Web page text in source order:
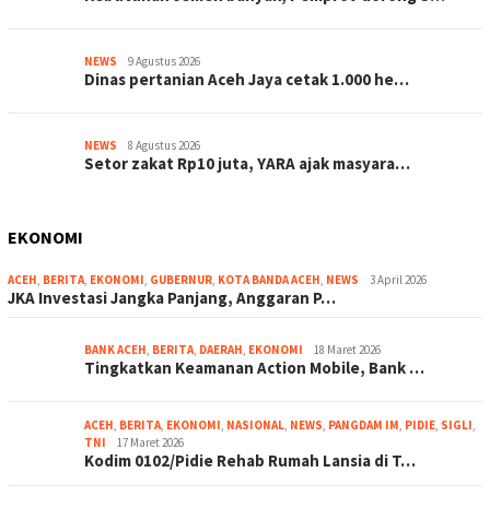
NEWS 9 Agustus 2026
Dinas pertanian Aceh Jaya cetak 1.000 he…
NEWS 8 Agustus 2026
Setor zakat Rp10 juta, YARA ajak masyara…
EKONOMI
ACEH, BERITA, EKONOMI, GUBERNUR, KOTA BANDA ACEH, NEWS 3 April 2026
JKA Investasi Jangka Panjang, Anggaran P…
BANK ACEH, BERITA, DAERAH, EKONOMI 18 Maret 2026
Tingkatkan Keamanan Action Mobile, Bank …
ACEH, BERITA, EKONOMI, NASIONAL, NEWS, PANGDAM IM, PIDIE, SIGLI,
TNI
17 Maret 2026
Kodim 0102/Pidie Rehab Rumah Lansia di T…